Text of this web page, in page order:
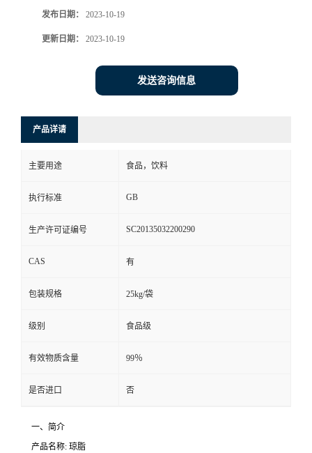
发布日期： 2023-10-19
更新日期： 2023-10-19
发送咨询信息
产品详请
主要用途 食品，饮料
执行标准 GB
生产许可证编号 SC20135032200290
CAS 有
包装规格 25kg/袋
级别 食品级
有效物质含量 99％
是否进口 否
一、简介
产品名称: 琼脂